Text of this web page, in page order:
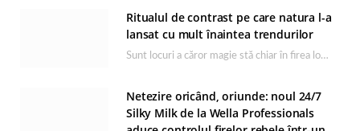
Ritualul de contrast pe care natura l-a
lansat cu mult înaintea trendurilor
Sunt locuri a căror magie stă chiar în firea lor naturală, iar Lacul Ursu din…
Netezire oricând, oriunde: noul 24/7
Silky Milk de la Wella Professionals